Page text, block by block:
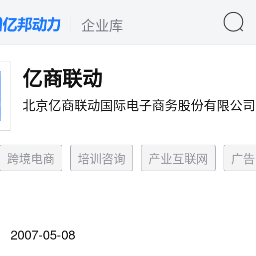
企业库
亿商联动
北京亿商联动国际电子商务股份有限公司
跨境电商 培训咨询 产业互联网 广告
2007-05-08